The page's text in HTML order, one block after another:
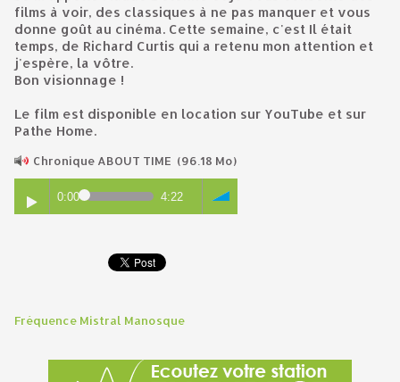
films à voir, des classiques à ne pas manquer et vous
donne goût au cinéma. Cette semaine, c'est Il était
temps, de Richard Curtis qui a retenu mon attention et
j'espère, la vôtre.
Bon visionnage !
Le film est disponible en location sur YouTube et sur
Pathe Home.
Chronique ABOUT TIME (96.18 Mo)
0:00 4:22
Fréquence Mistral Manosque